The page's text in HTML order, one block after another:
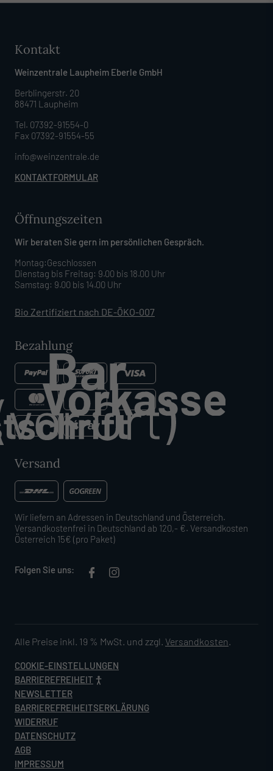
Kontakt
Weinzentrale Laupheim Eberle GmbH
Berblingerstr. 20
88471 Laupheim
Tel. 07392-91554-0
Fax 07392-91554-55
info@weinzentrale.de
KONTAKTFORMULAR
Öffnungszeiten
Wir beraten Sie gern im persönlichen Gespräch.
Montag:Geschlossen
Dienstag bis Freitag: 9.00 bis 18.00 Uhr
Samstag: 9.00 bis 14.00 Uhr
Bio Zertifiziert nach DE-ÖKO-007
Bezahlung
Versand
Wir liefern an Adressen in Deutschland und Österreich.
Versandkostenfrei in Deutschland ab 120,- €. Versandkosten
Österreich 15€ (pro Paket)
Folgen Sie uns:
Alle Preise inkl. 19 % MwSt. und zzgl. Versandkosten.
COOKIE-EINSTELLUNGEN
BARRIEREFREIHEIT
NEWSLETTER
BARRIEREFREIHEITSERKLÄRUNG
WIDERRUF
DATENSCHUTZ
AGB
IMPRESSUM